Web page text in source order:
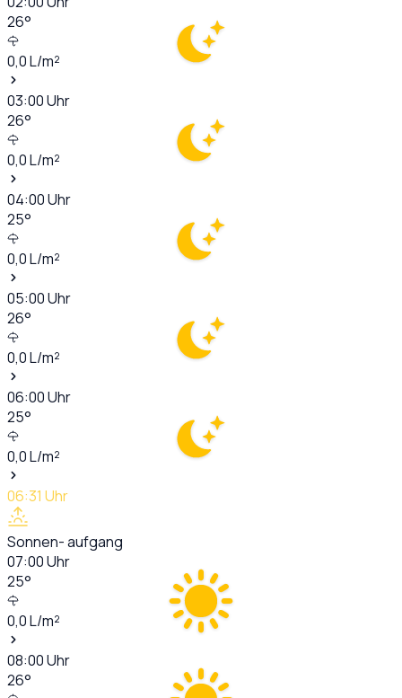
26°
0,0L/m²
03:00Uhr
26°
0,0L/m²
04:00Uhr
25°
0,0L/m²
05:00Uhr
26°
0,0L/m²
06:00Uhr
25°
0,0L/m²
06:31 Uhr
Sonnen- aufgang
07:00Uhr
25°
0,0L/m²
08:00Uhr
26°